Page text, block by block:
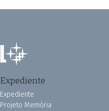
Expediente
Expediente
Projeto Memória